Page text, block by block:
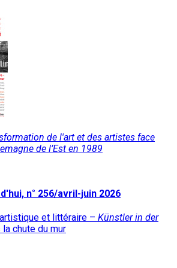
de l'art et des artistes face
de l’Est en 1989
n° 256/avril-juin 2026
et littéraire – Künstler in der
chute du mur